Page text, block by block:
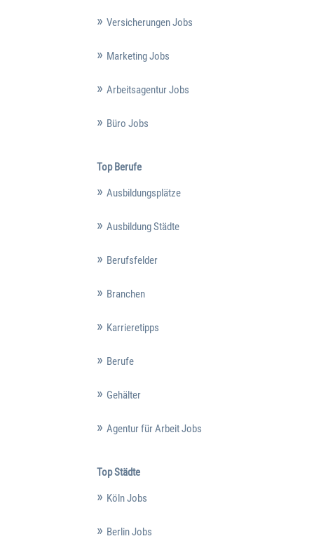
Versicherungen Jobs
Marketing Jobs
Arbeitsagentur Jobs
Büro Jobs
Top Berufe
Ausbildungsplätze
Ausbildung Städte
Berufsfelder
Branchen
Karrieretipps
Berufe
Gehälter
Agentur für Arbeit Jobs
Top Städte
Köln Jobs
Berlin Jobs